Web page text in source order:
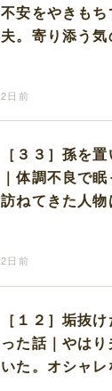
不安をやきもち
夫。寄り添う
2日前
［３３］孫を
｜体調不良で
訪ねてきた人
ってきたのか
2日前
［１２］垢抜
った話｜やは
いた。オシャ